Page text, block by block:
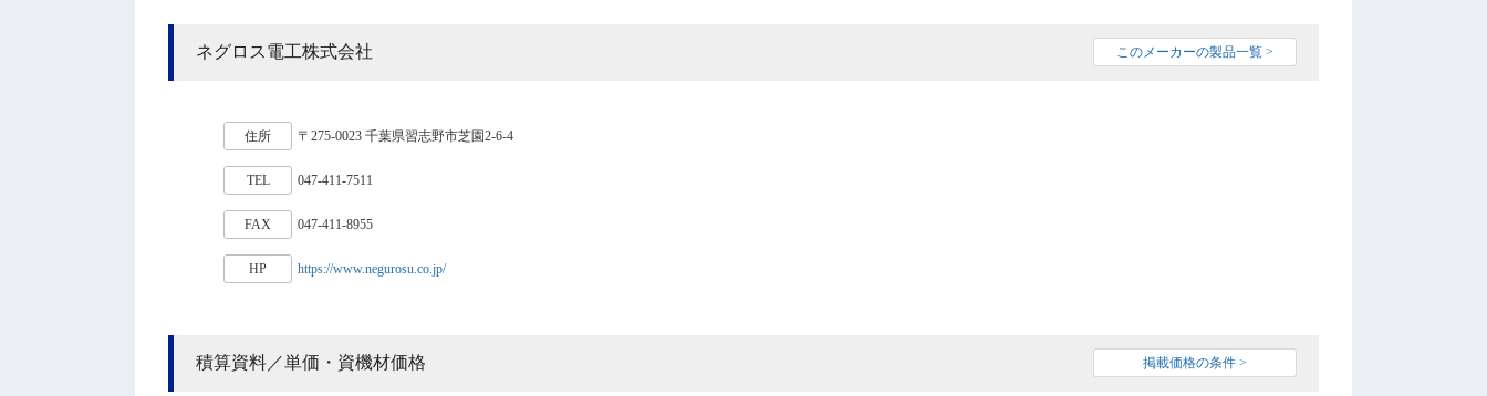
ネグロス電工株式会社 このメーカーの製品一覧 >
住所 〒275-0023 千葉県習志野市芝園2-6-4
TEL 047-411-7511
FAX 047-411-8955
HP https://www.negurosu.co.jp/
積算資料／単価・資機材価格 掲載価格の条件 >